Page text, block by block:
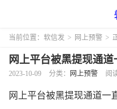
当前位置： 软信发 > 网上预警 >
网上平台被黑提现通
2023-10-09 分类： 网上预警 阅
网上平台被黑提现通道一